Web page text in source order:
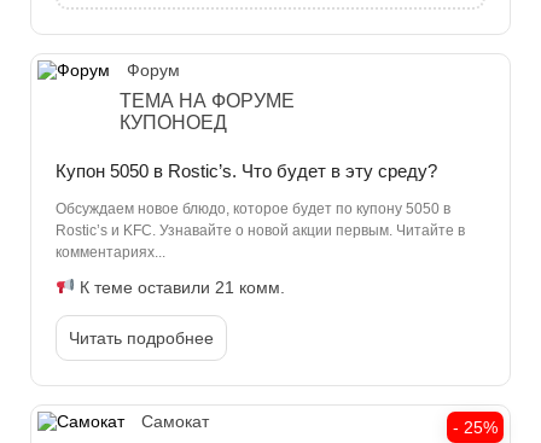
ТЕМА НА ФОРУМЕ
КУПОНОЕД
Купон 5050 в Rostic’s. Что будет в эту среду?
Обсуждаем новое блюдо, которое будет по купону 5050 в
Rostic’s и KFC. Узнавайте о новой акции первым. Читайте в
комментариях...
К теме оставили 21 комм.
Читать подробнее
Форум
- 25%
Самокат